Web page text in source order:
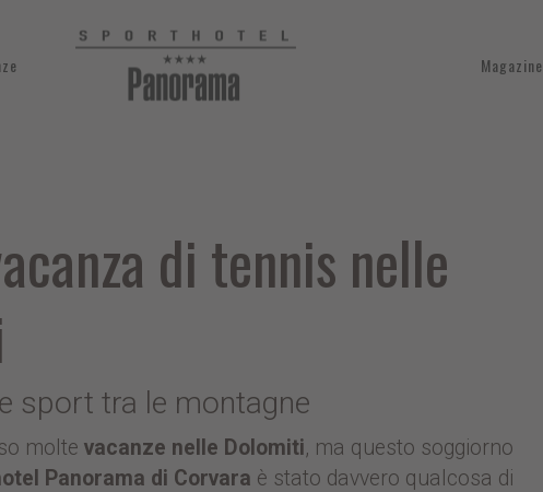
Magazine
di tennis nelle
sport tra le montagne
molte vacanze nelle Dolomiti, ma questo soggiorno
Panorama di Corvara è stato davvero qualcosa di